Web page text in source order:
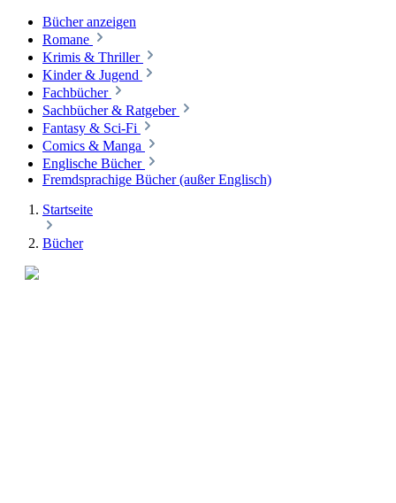
Bücher anzeigen
Romane
Krimis & Thriller
Kinder & Jugend
Fachbücher
Sachbücher & Ratgeber
Fantasy & Sci-Fi
Comics & Manga
Englische Bücher
Fremdsprachige Bücher (außer Englisch)
Startseite
Bücher